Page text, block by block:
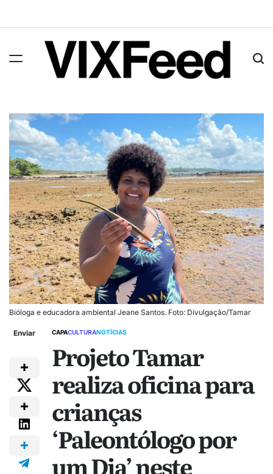
Bióloga e educadora ambiental Jeane Santos. Foto: Divulgação/Tamar
Enviar CAPACULTURANOTÍCIAS
Projeto Tamar
realiza oficina para
crianças
‘Paleontólogo por
um Dia’ neste